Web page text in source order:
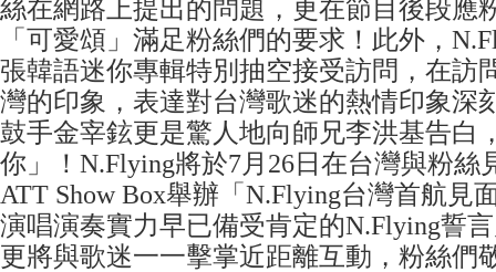
絲在網路上提出的問題，更在節目後段應
「可愛頌」滿足粉絲們的要求！此外，
張韓語迷你專輯特別抽空接受訪問，在訪
灣的印象，表達對台灣歌迷的熱情印象深
鼓手金宰鉉更是驚人地向師兄李洪基告白
你」！N.Flying將於7月26日在台灣與粉絲
ATT Show Box舉辦「N.Flying台灣首航見
演唱演奏實力早已備受肯定的N.Flying誓
更將與歌迷一一擊掌近距離互動，粉絲們